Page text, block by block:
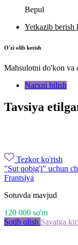
Bepul
Yetkazib berish
O'zi olib ketish
Mahsulotni do'kon va
Narxni bilish
Tavsiya
Tezkor ko'rish
"Sut qobig'i" uchun
Frantsiya
Sotuvda mavjud
120 000 so'm
Sotib olish Savatga